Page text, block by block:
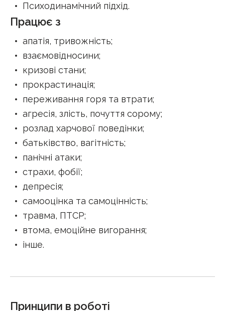
Психодинамічний підхід.
Працює з
апатія, тривожність;
взаємовідносини;
кризові стани;
прокрастинація;
переживання горя та втрати;
агресія, злість, почуття сорому;
розлад харчової поведінки;
батьківство, вагітність;
панічні атаки;
страхи, фобії;
депресія;
самооцінка та самоцінність;
травма, ПТСР;
втома, емоційне вигорання;
інше.
Принципи в роботі